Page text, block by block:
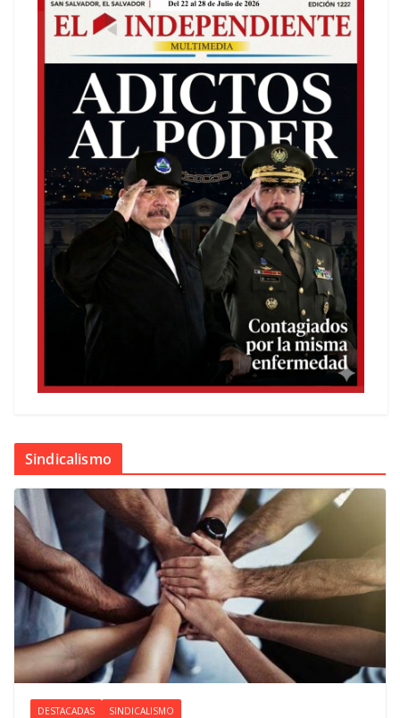
Sindicalismo
DESTACADAS SINDICALISMO